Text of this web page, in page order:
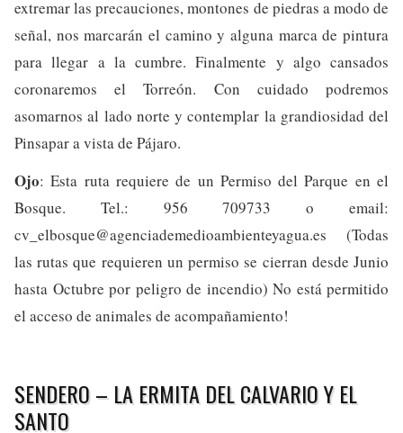
extremar las precauciones, montones de piedras a modo de
señal, nos marcarán el camino y alguna marca de pintura
para llegar a la cumbre. Finalmente y algo cansados
coronaremos el Torreón. Con cuidado podremos
asomarnos al lado norte y contemplar la grandiosidad del
Pinsapar a vista de Pájaro.
Ojo: Esta ruta requiere de un Permiso del Parque en el
Bosque. Tel.: 956 709733 o email:
cv_elbosque@agenciademedioambienteyagua.es (Todas
las rutas que requieren un permiso se cierran desde Junio
hasta Octubre por peligro de incendio) No está permitido
el acceso de animales de acompañamiento!
SENDERO – LA ERMITA DEL CALVARIO Y EL
SANTO